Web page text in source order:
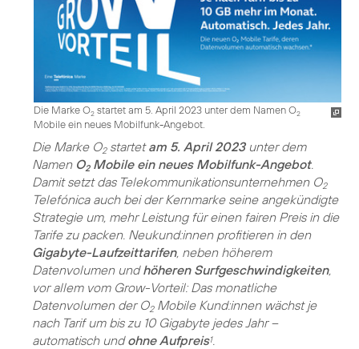
Die Marke O2 startet am 5. April 2023 unter dem Namen O2
Mobile ein neues Mobilfunk-Angebot.
Die Marke O2startetam 5. April 2023unter dem
Namen O2Mobile ein neues Mobilfunk-Angebot.
Damit setzt das Telekommunikationsunternehmen O2
Telefónica auch bei der Kernmarke seine angekündigte
Strategie um, mehr Leistung für einen fairen Preis in die
Tarife zu packen. Neukund:innen profitieren in den
Gigabyte-Laufzeittarifen, neben höherem
Datenvolumen undhöheren Surfgeschwindigkeiten,
vor allem vom Grow-Vorteil: Das monatliche
Datenvolumen der O2Mobile Kund:innen wächst je
nach Tarif um bis zu 10 Gigabyte jedes Jahr –
automatisch undohne Aufpreis1.